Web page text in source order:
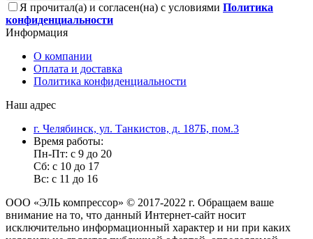
Я прочитал(а) и согласен(на) с условиями Политика
конфиденциальности
Информация
О компании
Оплата и доставка
Политика конфиденциальности
Наш адрес
г. Челябинск, ул. Танкистов, д. 187Б, пом.3
Время работы:
Пн-Пт: с 9 до 20
Сб: с 10 до 17
Вс: с 11 до 16
ООО «ЭЛЬ компрессор» © 2017-2022 г. Обращаем ваше
внимание на то, что данный Интернет-сайт носит
исключительно информационный характер и ни при каких